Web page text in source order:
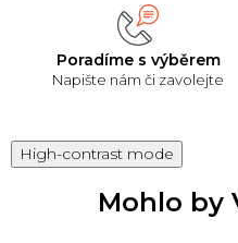
Poradíme s výběrem
Napište nám či zavolejte
High-contrast mode
Mohlo by